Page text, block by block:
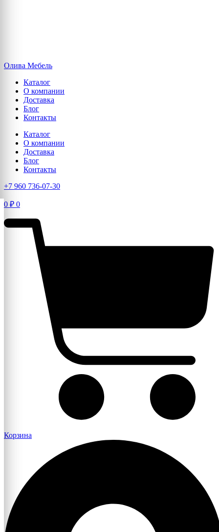
Олива Мебель
Каталог
О компании
Доставка
Блог
Контакты
Каталог
О компании
Доставка
Блог
Контакты
+7 960 736-07-30
0 ₽ 0
Корзина